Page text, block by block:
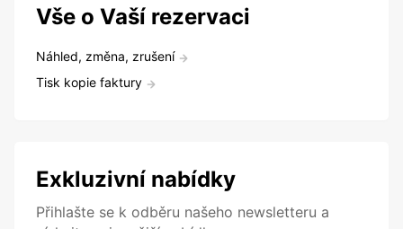
Vše o Vaší rezervaci
Náhled, změna, zrušení
Tisk kopie faktury
Exkluzivní nabídky
Přihlašte se k odběru našeho newsletteru a